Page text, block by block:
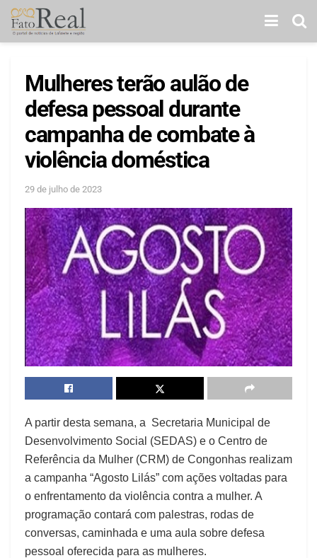
Mulheres terão aulão de
defesa pessoal durante
campanha de combate à
violência doméstica
29 de julho de 2023
A partir desta semana, a Secretaria Municipal de
Desenvolvimento Social (SEDAS) e o Centro de
Referência da Mulher (CRM) de Congonhas realizam
a campanha “Agosto Lilás” com ações voltadas para
o enfrentamento da violência contra a mulher. A
programação contará com palestras, rodas de
conversas, caminhada e uma aula sobre defesa
pessoal oferecida para as mulheres.